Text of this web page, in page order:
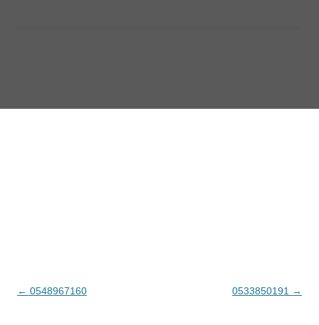
ניווט בפוסטים
→
0548967160
←